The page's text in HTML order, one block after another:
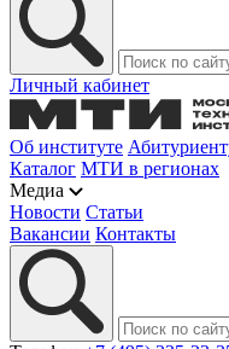
Личный кабинет
Об институте
Каталог МТИ в регионах
Медиа
Новости Статьи
Вакансии Контакты